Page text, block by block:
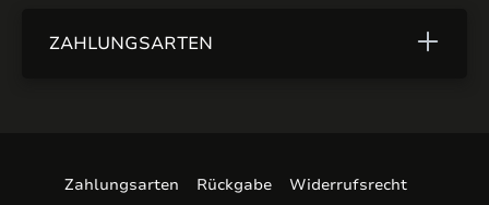
ZAHLUNGSARTEN
Zahlungsarten Rückgabe
Widerrufsrecht